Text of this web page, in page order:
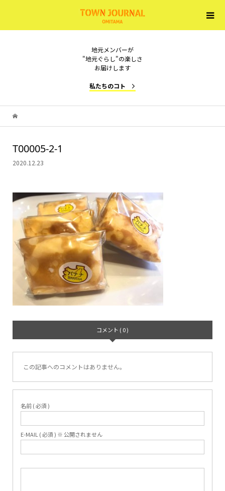
地元メンバーが
"地元ぐらし"の楽しさ
お届けします
私たちのコト
T00005-2-1
2020.12.23
コメント ( 0 )
この記事へのコメントはありません。
名前 ( 必須 )
E-MAIL ( 必須 ) ※ 公開されません